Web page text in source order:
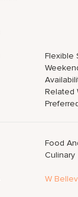
Flexible
Related
Food
Culinary
W